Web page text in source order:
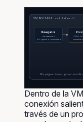
VM INVITADA · red del perfil
Navegador
sin extensión
bloqueadora instalada
:3128 ·
resuelve
Ni la página ni sus scripts ven más
Dentro de la
conexión
través de un